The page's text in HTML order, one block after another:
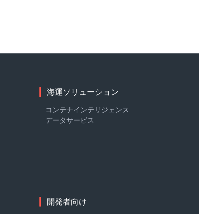
海運ソリューション
コンテナインテリジェンス
データサービス
開発者向け